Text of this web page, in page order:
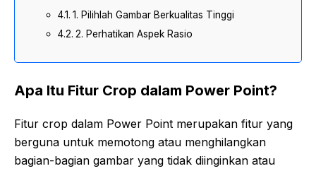
1. Pilihlah Gambar Berkualitas Tinggi
2. Perhatikan Aspek Rasio
Apa Itu Fitur Crop dalam Power Point?
Fitur crop dalam Power Point merupakan fitur yang
berguna untuk memotong atau menghilangkan
bagian-bagian gambar yang tidak diinginkan atau